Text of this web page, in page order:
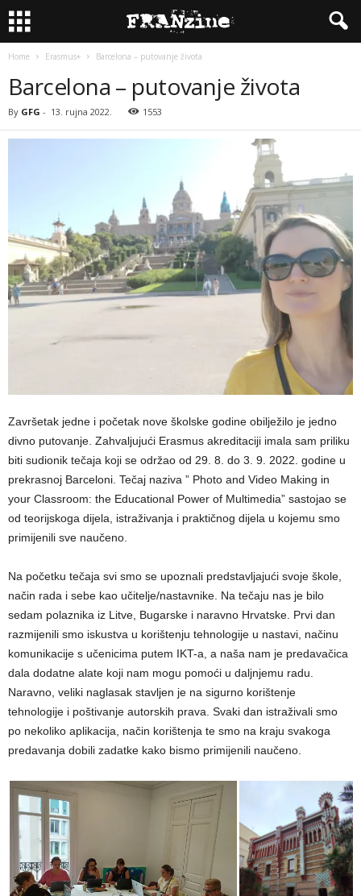
Home Erasmus+ Barcelona – putovanje života
Barcelona – putovanje života
By GFG - 13. rujna 2022. 1553
Završetak jedne i početak nove školske godine obilježilo je jedno
divno putovanje. Zahvaljujući Erasmus akreditaciji imala sam priliku
biti sudionik tečaja koji se održao od 29. 8. do 3. 9. 2022. godine u
prekrasnoj Barceloni. Tečaj naziva ” Photo and Video Making in
your Classroom: the Educational Power of Multimedia” sastojao se
od teorijskoga dijela, istraživanja i praktičnog dijela u kojemu smo
primijenili sve naučeno.
Na početku tečaja svi smo se upoznali predstavljajući svoje škole,
način rada i sebe kao učitelje/nastavnike. Na tečaju nas je bilo
sedam polaznika iz Litve, Bugarske i naravno Hrvatske. Prvi dan
razmijenili smo iskustva u korištenju tehnologije u nastavi, načinu
komunikacije s učenicima putem IKT-a, a naša nam je predavačica
dala dodatne alate koji nam mogu pomoći u daljnjemu radu.
Naravno, veliki naglasak stavljen je na sigurno korištenje
tehnologije i poštivanje autorskih prava. Svaki dan istraživali smo
po nekoliko aplikacija, način korištenja te smo na kraju svakoga
predavanja dobili zadatke kako bismo primijenili naučeno.